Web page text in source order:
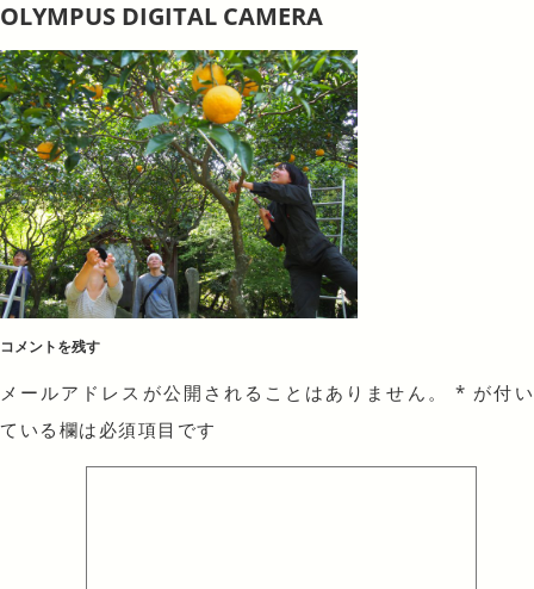
OLYMPUS DIGITAL CAMERA
コメントを残す
メールアドレスが公開されることはありません。 * が付い
ている欄は必須項目です